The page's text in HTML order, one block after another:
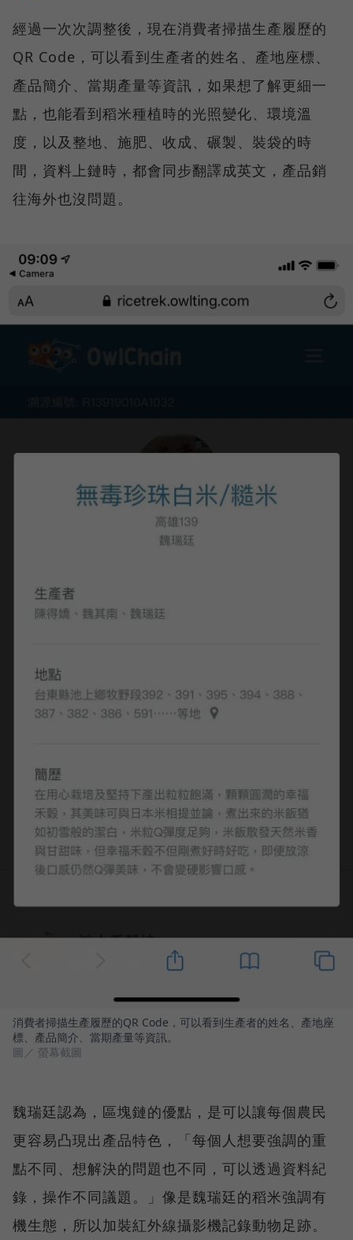
經過一次次調整後，現在消費者掃描生產履歷的
QR Code，可以看到生產者的姓名、產地座標、
產品簡介、當期產量等資訊，如果想了解更細一
點，也能看到稻米種植時的光照變化、環境溫
度，以及整地、施肥、收成、碾製、裝袋的時
間，資料上鏈時，都會同步翻譯成英文，產品銷
往海外也沒問題。
消費者掃描生產履歷的QR Code，可以看到生產者的姓名、產地座
標、產品簡介、當期產量等資訊。
圖／ 螢幕截圖
魏瑞廷認為，區塊鏈的優點，是可以讓每個農民
更容易凸現出產品特色，「每個人想要強調的重
點不同、想解決的問題也不同，可以透過資料紀
錄，操作不同議題。」像是魏瑞廷的稻米強調有
機生態，所以加裝紅外線攝影機記錄動物足跡。